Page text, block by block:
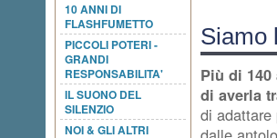
10 ANNI DI
FLASHFUMETTO
PICCOLI POTERI -
GRANDI
RESPONSABILITA'
IL SUONO DEL
SILENZIO
NOI & GLI ALTRI
Siamo
Più di 140
di averla
di